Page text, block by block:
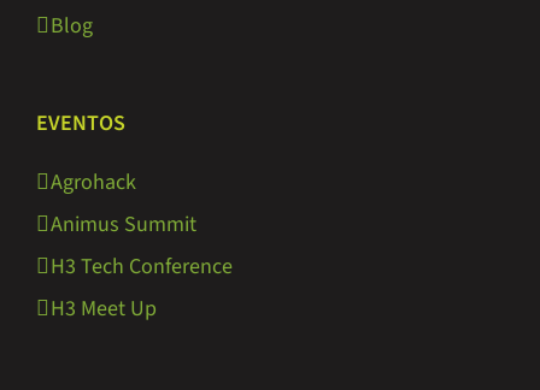
Blog
EVENTOS
Agrohack
Animus Summit
H3 Tech Conference
H3 Meet Up